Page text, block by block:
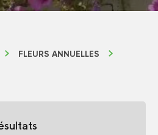
FLEURS ANNUELLES